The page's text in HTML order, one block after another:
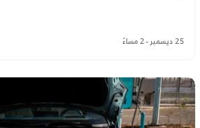
25 ديسمبر - 2 مساءً